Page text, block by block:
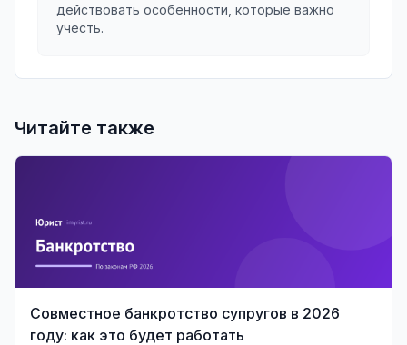
действовать особенности, которые важно
учесть.
Читайте также
Совместное банкротство супругов в 2026
году: как это будет работать